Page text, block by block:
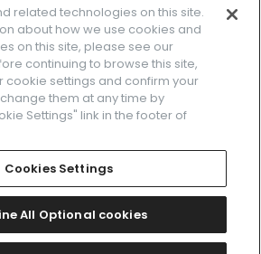
facebookinstagramtwitter
業情報 ご利用規約
ーポリシー Cookies Settings
Inc.またはその関連会社の商標です。
related technologies on this site.
about how we use cookies and
on this site, please see our
continuing to browse this site,
cookie settings and confirm your
them at any time by
Settings" link in the footer of
Cookies Settings
All Optional cookies